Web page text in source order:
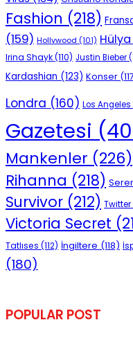
Fashion (218)
(159) Hollywood (101)
Irina Shayk(110) Justin Bieber
Kardashian (123) Konser
Londra (160) Los Angeles
Gazetesi
Mankenler (226)
Rihanna (218)
Survivor (212) Twitter
Victoria Secret
Tatlıses (112) İngiltere (118)
(180)
POPULAR POST